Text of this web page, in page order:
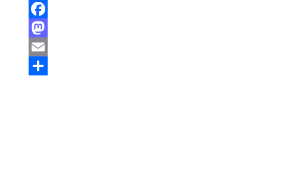
Facebook
Mastodon
Email